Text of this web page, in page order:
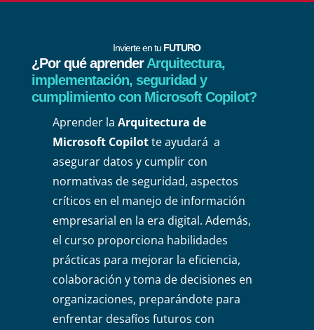
Invierte en tu FUTURO
¿Por qué aprenderArquitectura,
implementación, seguridad y
cumplimiento con Microsoft Copilot?
Aprender la Arquitectura de
Microsoft Copilotte ayudará a
asegurar datos y cumplir con
normativas de seguridad, aspectos
críticos en el manejo de información
empresarial en la era digital. Además,
el curso proporciona habilidades
prácticas para mejorar la eficiencia,
colaboración y toma de decisiones en
organizaciones, preparándote para
enfrentar desafíos futuros con